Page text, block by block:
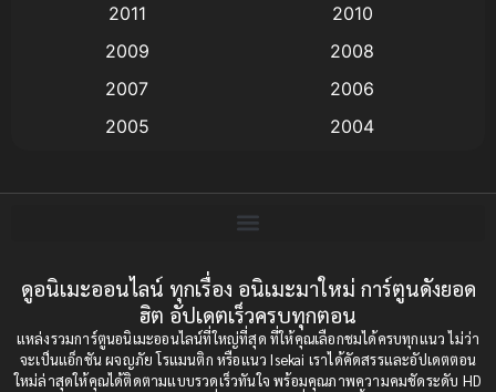
Big tits (นมใหญ่)
Bitch (ผู้หญิงร่าน)
Bondage (ทาส)(1)
boys love(1)
2011
2010
2009
2008
2007
2006
2005
2004
2001
2000
1997
1996
1993
1992
1991
1990
ดูอนิเมะออนไลน์ ทุกเรื่อง อนิเมะมาใหม่ การ์ตูนดังยอด
ฮิต อัปเดตเร็วครบทุกตอน
แหล่งรวมการ์ตูนอนิเมะออนไลน์ที่ใหญ่ที่สุด ที่ให้คุณเลือกชมได้ครบทุกแนว ไม่ว่า
จะเป็นแอ็กชัน ผจญภัย โรแมนติก หรือแนว Isekai เราได้คัดสรรและอัปเดตตอน
ใหม่ล่าสุดให้คุณได้ติดตามแบบรวดเร็วทันใจ พร้อมคุณภาพความคมชัดระดับ HD